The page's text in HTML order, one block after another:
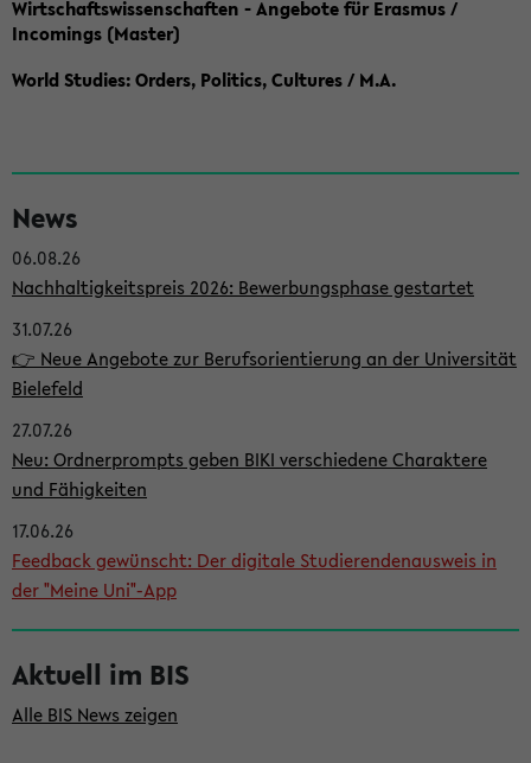
Wirtschaftswissenschaften - Angebote für Erasmus /
Incomings (Master)
World Studies: Orders, Politics, Cultures / M.A.
e
i
t
e
n
l
e
i
s
t
e
News
06.08.26
Nachhaltigkeitspreis 2026: Bewerbungsphase gestartet
31.07.26
👉 Neue Angebote zur Berufsorientierung an der Universität
Bielefeld
27.07.26
Neu: Ordnerprompts geben BIKI verschiedene Charaktere
und Fähigkeiten
17.06.26
Feedback gewünscht: Der digitale Studierendenausweis in
der "Meine Uni"-App
Aktuell im BIS
Alle BIS News zeigen